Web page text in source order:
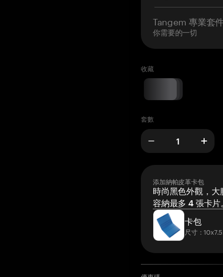
Tangem 專業套
你需要的一切
收藏
套數
添加納帕皮革卡包
時尚黑色外觀，大
容納最多 4 張卡片
卡包
尺寸：